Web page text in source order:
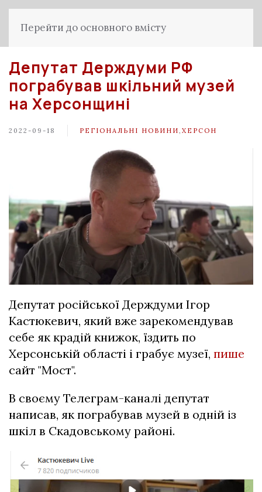
Перейти до основного вмісту
Депутат Держдуми РФ
пограбував шкільний музей
на Херсонщині
2022-09-18 РЕГІОНАЛЬНІ НОВИНИ ХЕРСОН
Депутат російської Держдуми Ігор
Кастюкевич, який вже зарекомендував
себе як крадій книжок, їздить по
Херсонській області і грабує музеї, пише
сайт "Мост".
В своєму Телеграм-каналі депутат
написав, як пограбував музей в одній із
шкіл в Скадовському районі.